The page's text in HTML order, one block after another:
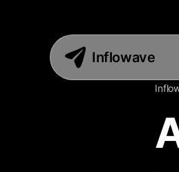
Inflowave